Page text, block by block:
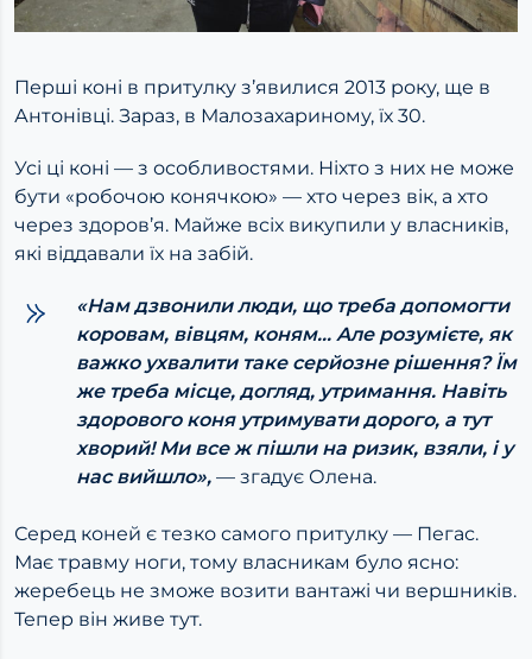
Перші коні в притулку з’явилися 2013 року, ще в
Антонівці. Зараз, в Малозахариному, їх 30.
Усі ці коні — з особливостями. Ніхто з них не може
бути «робочою конячкою» — хто через вік, а хто
через здоров’я. Майже всіх викупили у власників,
які віддавали їх на забій.
«Нам дзвонили люди, що треба допомогти
коровам, вівцям, коням… Але розумієте, як
важко ухвалити таке серйозне рішення? Їм
же треба місце, догляд, утримання. Навіть
здорового коня утримувати дорого, а тут
хворий! Ми все ж пішли на ризик, взяли, і у
нас вийшло», — згадує Олена.
Серед коней є тезко самого притулку — Пегас.
Має травму ноги, тому власникам було ясно:
жеребець не зможе возити вантажі чи вершників.
Тепер він живе тут.